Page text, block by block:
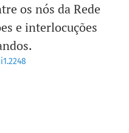
os nós da Rede
e interlocuções